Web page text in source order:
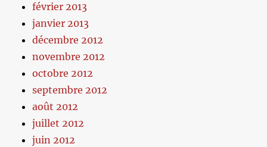
février 2013
janvier 2013
décembre 2012
novembre 2012
octobre 2012
septembre 2012
août 2012
juillet 2012
juin 2012